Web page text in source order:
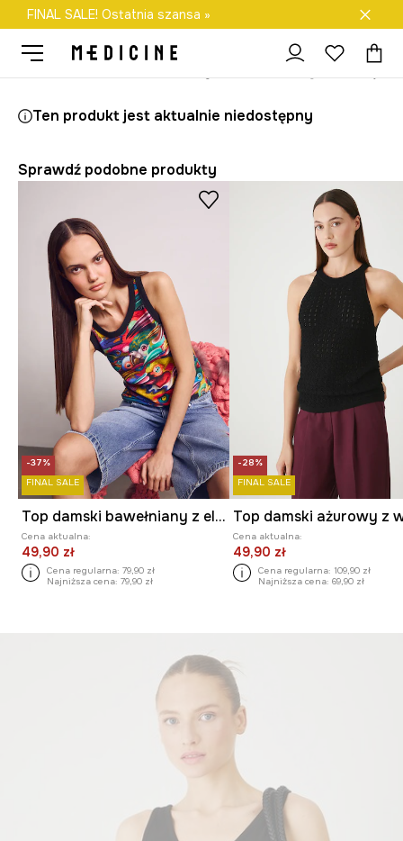
Darmowa dostawa do salonów
FINAL SALE! Ostatnia szansa »
Ten produkt jest aktualnie niedostępny
Sprawdź podobne produkty
-37%
FINAL SALE
Top damski bawełniany z elastanem z kolekcji Kit Mizeres x Medicine
Cena aktualna:
49,90 zł
Cena regularna: 79,90 zł
Najniższa cena: 79,90 zł
-28%
FINAL SALE
Cena aktualna:
49,90 zł
Cena regularna: 109,90 zł
Najniższa cena: 69,90 zł